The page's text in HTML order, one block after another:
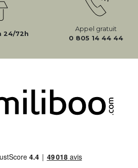
24/72h
Appel gratuit
0 805 14 44 44